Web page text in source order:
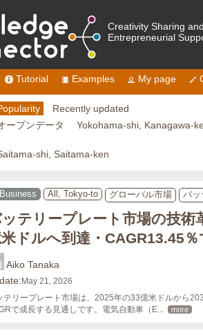
Creativity Sharing
Entrepreneurial
Tutorial Examples My page
Recently updated
ープンデータ Yokohama-shi, Kanagawa-
shi, Saitama-ken
All, Tokyo-to グローバル市場 バッ
テリープレート市場の技術
ドルへ到達・CAGR13.45％
Aiko Tanaka
May 21, 2026
テリープレート市場は、2025年の33億米ドルから
で成長する見通しです。電気自動車（E... more